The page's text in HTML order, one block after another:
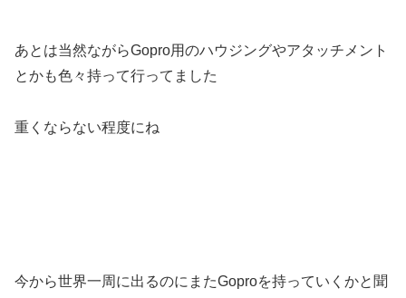
あとは当然ながらGopro用のハウジングやアタッチメント
とかも色々持って行ってました
重くならない程度にね
今から世界一周に出るのにまたGoproを持っていくかと聞